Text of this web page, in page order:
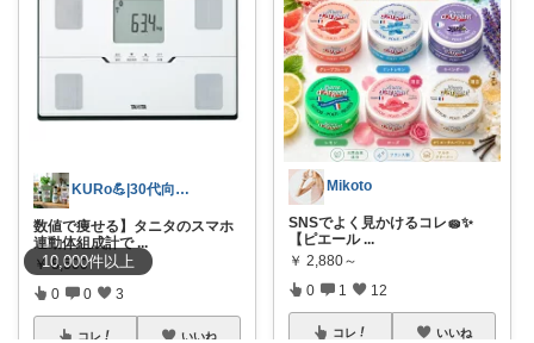
10,000件以上
KURo💪|30代向け健康美容関連商品
数値で痩せる】タニタのスマホ
連動体組成計で ...
￥ 8,500
0 0 3
コレ いいね
Mikoto
SNSでよく見かけるコレ🧽✨
【ピエール ...
￥ 2,880～
0 1 12
コレ いいね